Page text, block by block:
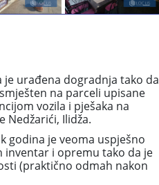
urađena dogradnja tako da
na parceli upisane
vozila i pješaka na
Nedžarići, Ilidža.
godina je veoma uspješno
inventar i opremu tako da je
(praktično odmah nakon